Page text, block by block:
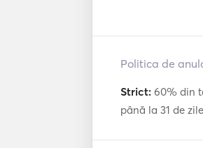
Politica de
Strict: 60% din
până la 31 de